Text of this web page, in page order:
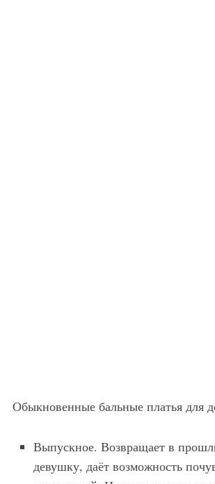
Обыкновенные бальные платья для
Выпускное. Возвращает в
девушку, даёт возможность